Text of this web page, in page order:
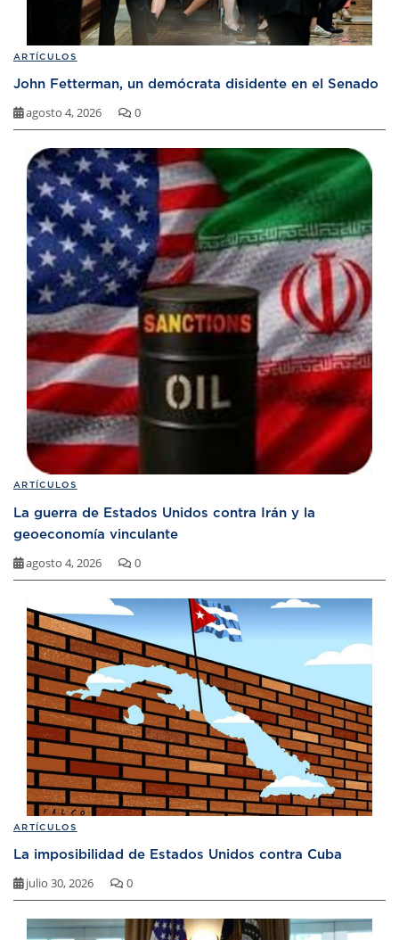
ARTÍCULOS
John Fetterman, un demócrata disidente en el Senado
agosto 4, 2026 0
ARTÍCULOS
La guerra de Estados Unidos contra Irán y la
geoeconomía vinculante
agosto 4, 2026 0
ARTÍCULOS
La imposibilidad de Estados Unidos contra Cuba
julio 30, 2026 0